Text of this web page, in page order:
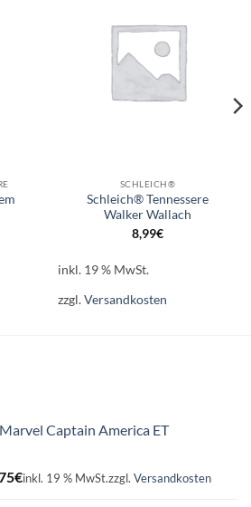
SCHLEICH®
Schleich® Tennessere
Walker Wallach
8,99€
inkl. 19 % MwSt.
zzgl.Versandkosten
Captain America ET
€Aktueller
inkl. 19 % MwSt.zzgl. Versandkosten